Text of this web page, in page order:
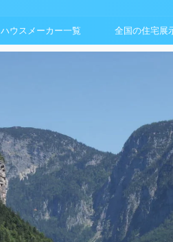
ハウスメーカー一覧 全国の住宅展